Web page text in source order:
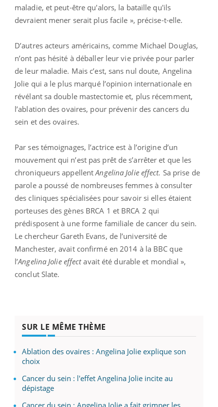
maladie, et peut-être qu'alors, la bataille qu'ils
devraient mener serait plus facile », précise-t-elle.
D’autres acteurs américains, comme Michael Douglas,
n’ont pas hésité à déballer leur vie privée pour parler
de leur maladie. Mais c’est, sans nul doute, Angelina
Jolie qui a le plus marqué l’opinion internationale en
révélant sa double mastectomie et, plus récemment,
l’ablation des ovaires, pour prévenir des cancers du
sein et des ovaires.
Par ses témoignages, l’actrice est à l’origine d’un
mouvement qui n’est pas prêt de s’arrêter et que les
chroniqueurs appellentAngelina Jolie effect. Sa prise de
parole a poussé de nombreuses femmes à consulter
des cliniques spécialisées pour savoir si elles étaient
porteuses des gènes BRCA 1 et BRCA 2 qui
prédisposent à une forme familiale de cancer du sein.
Le chercheur Gareth Evans, de l’université de
Manchester, avait confirmé en 2014 à la BBC que
l’Angelina Jolie effectavait été durable et mondial »,
conclut Slate.
SUR LE MÊME THÈME
Ablation des ovaires : Angelina Jolie explique son
choix
Cancer du sein : l'effet Angelina Jolie incite au
dépistage
Cancer du sein : Angelina Jolie a fait grimper les